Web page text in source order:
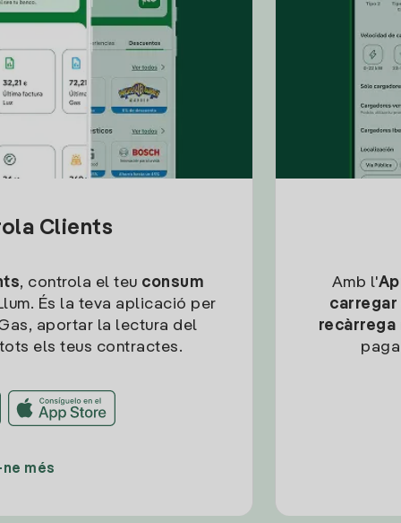
Clients
, controla el teu consum
És la teva aplicació per
aportar la lectura del
els teus contractes.
més
Amb l'
recàrrega